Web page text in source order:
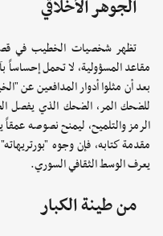
الجوهر الأخلاقي
تظهر شخصيات الخطيب في
مقاعد المسؤولية، لا تحمل إحساساً
بعد أن مثلوا أدوار المدافعين عن
للضحك المر، الضحك الذي يفصل
الرمز والتلميح، ليمنح نصوصه عمقاً
مقدمة كتابه، فإن وجوه
يعرف الوسط الثقافي السوري.
من طينة الكبار